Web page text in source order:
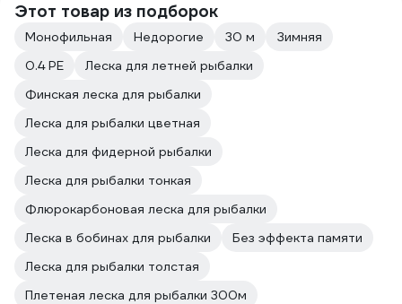
Этот товар из подборок
Монофильная Недорогие 30 м
Зимняя
0.4 PE
Леска для летней рыбалки
Финская леска для рыбалки
Леска для рыбалки цветная
Леска для фидерной рыбалки
Леска для рыбалки тонкая
Флюрокарбоновая леска для рыбалки
Леска в бобинах для рыбалки
Без эффекта памяти
Леска для рыбалки толстая
Плетeная леска для рыбалки 300м